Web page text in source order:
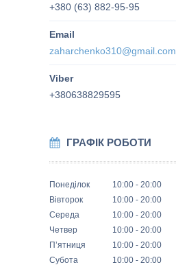
+380 (63) 882-95-95
zaharchenko310@gmail.com
+380638829595
ГРАФІК РОБОТИ
Понеділок 10:00
20:00
Вівторок
10:00
20:00
Середа
10:00
20:00
Четвер
10:00
20:00
Пʼятниця
10:00
20:00
Субота
10:00 20:00